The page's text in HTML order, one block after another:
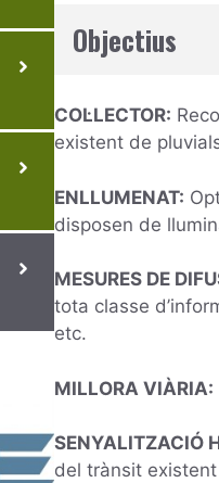
Objectius
COL·LECTOR:
existent de
ENLLUMENAT:
disposen de
MESURES DE
tota classe
etc.
MILLORA VIÀRIA:
SENYALITZACIÓ
del trànsit